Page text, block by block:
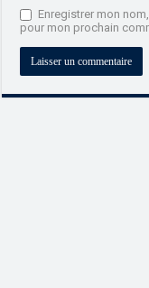
Enregistrer mon
pour mon prochain